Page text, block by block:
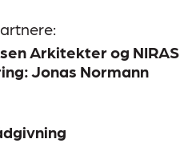
Arkitekter og NIRAS
Jonas Normann